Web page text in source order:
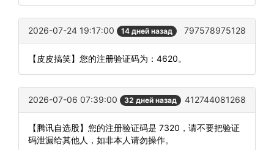
2026-07-24 19:17:00 14 дней назад 797578975128
【皮皮搞笑】您的注册验证码为：4620。
2026-07-06 07:39:00 32 дней назад 412744081268
【腾讯自选股】您的注册验证码是 7320，请不要把验证
码泄漏给其他人，如非本人请勿操作。